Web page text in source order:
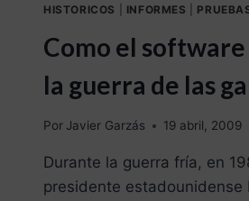
HISTORICOS
INFORMES
Como el
la guerra de las
Por Javier Garzás 19 abril, 2009
Durante la guerra fría, en
presidente estadounidense